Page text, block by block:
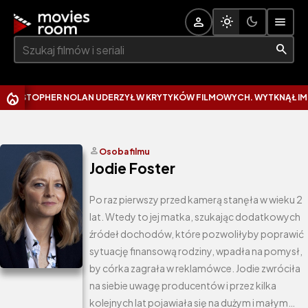
Szukaj:
NOLAN UDERZYŁ W KRYTYKÓW FILMOWYCH. WYTKNĄŁ IM
person Osoba filmu
Jodie Foster
Po raz pierwszy przed kamerą stanęła w wieku 2
lat. Wtedy to jej matka, szukając dodatkowych
źródeł dochodów, które pozwoliłyby poprawić
sytuację finansową rodziny, wpadła na pomysł,
by córka zagrała w reklamówce. Jodie zwróciła
na siebie uwagę producentów i przez kilka
kolejnych lat pojawiała się na dużym i małym